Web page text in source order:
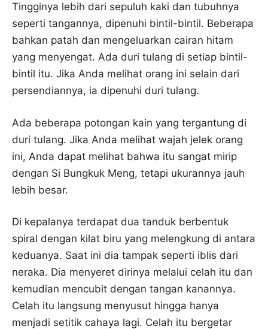
Tingginya lebih dari sepuluh kaki dan tubuhnya
seperti tangannya, dipenuhi bintil-bintil. Beberapa
bahkan patah dan mengeluarkan cairan hitam
yang menyengat. Ada duri tulang di setiap bintil-
bintil itu. Jika Anda melihat orang ini selain dari
persendiannya, ia dipenuhi duri tulang.
Ada beberapa potongan kain yang tergantung di
duri tulang. Jika Anda melihat wajah jelek orang
ini, Anda dapat melihat bahwa itu sangat mirip
dengan Si Bungkuk Meng, tetapi ukurannya jauh
lebih besar.
Di kepalanya terdapat dua tanduk berbentuk
spiral dengan kilat biru yang melengkung di antara
keduanya. Saat ini dia tampak seperti iblis dari
neraka. Dia menyeret dirinya melalui celah itu dan
kemudian mencubit dengan tangan kanannya.
Celah itu langsung menyusut hingga hanya
menjadi setitik cahaya lagi. Celah itu bergetar